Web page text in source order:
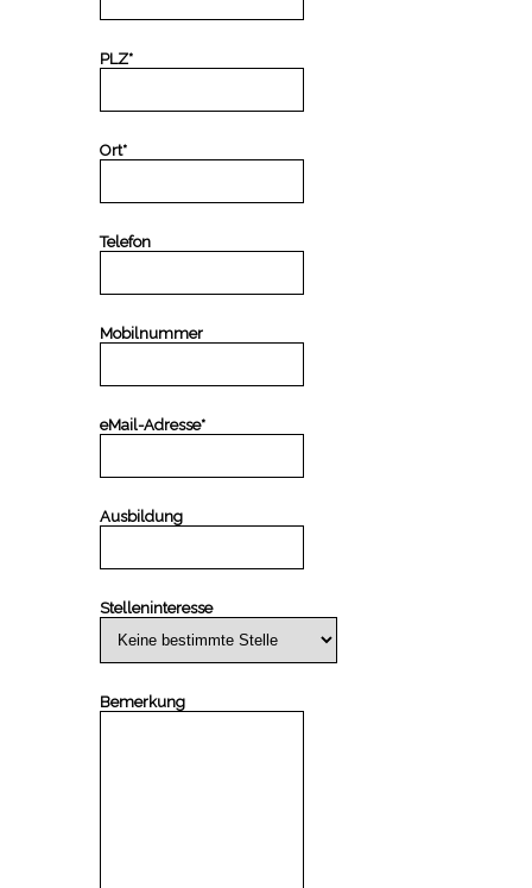
PLZ*
Ort*
Telefon
Mobilnummer
eMail-Adresse*
Ausbildung
Stelleninteresse
Bemerkung